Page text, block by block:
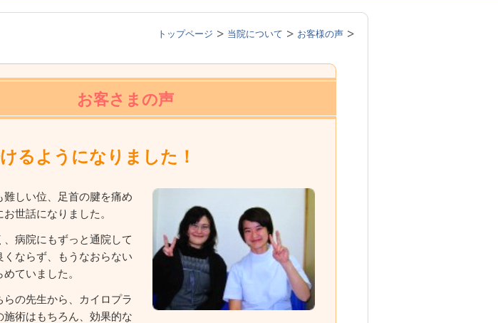
トップページ 当院について お客様の声
お客さまの声
るようになりました！
難しい位、足首の腱を痛め
世話になりました。
、病院にもずっと通院して
くならず、もうなおらない
ていました。
らの先生から、カイロプラ
施術はもちろん、効果的な